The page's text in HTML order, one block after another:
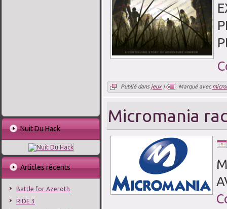
Nuit Du Hack
Articles récents
Battle for Azeroth
RIDE 3
Publié dans jeux| Marqué avec
Micromania